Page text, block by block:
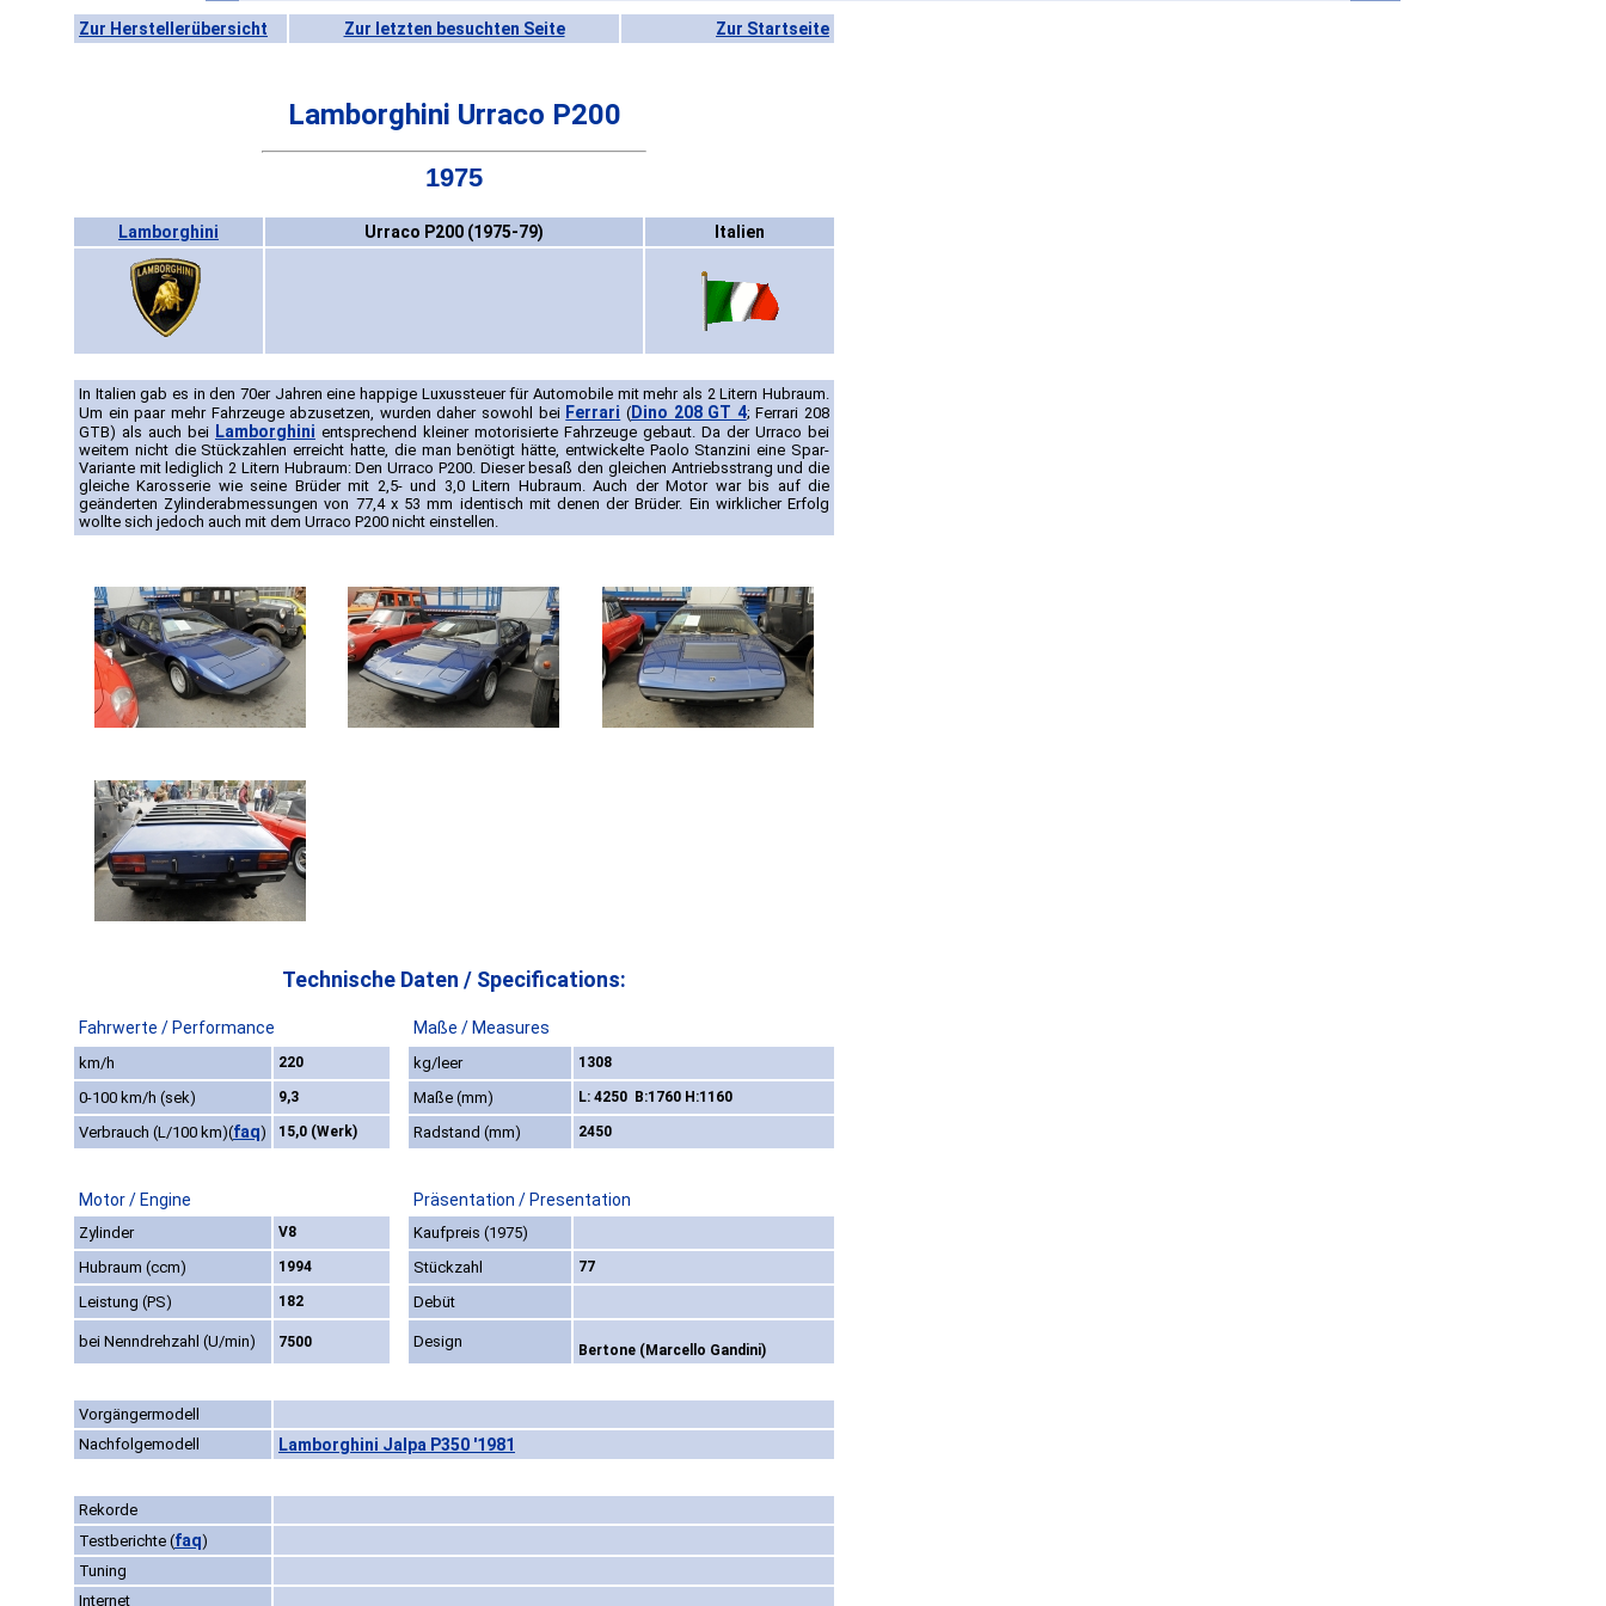
Zur Herstellerübersicht Zur letzten besuchten Seite Zur Startseite
Lamborghini Urraco P200
1975
Lamborghini Urraco P200 (1975-79) Italien
In Italien gab es in den 70er Jahren eine happige Luxussteuer für Automobile mit mehr als 2 Litern Hubraum.
Um ein paar mehr Fahrzeuge abzusetzen, wurden daher sowohl bei Ferrari (Dino 208 GT 4; Ferrari 208
GTB) als auch bei Lamborghini entsprechend kleiner motorisierte Fahrzeuge gebaut. Da der Urraco bei
weitem nicht die Stückzahlen erreicht hatte, die man benötigt hätte, entwickelte Paolo Stanzini eine Spar-
Variante mit lediglich 2 Litern Hubraum: Den Urraco P200. Dieser besaß den gleichen Antriebsstrang und die
gleiche Karosserie wie seine Brüder mit 2,5- und 3,0 Litern Hubraum. Auch der Motor war bis auf die
geänderten Zylinderabmessungen von 77,4 x 53 mm identisch mit denen der Brüder. Ein wirklicher Erfolg
wollte sich jedoch auch mit dem Urraco P200 nicht einstellen.
Technische Daten / Specifications:
Fahrwerte / Performance Maße / Measures
km/h 220 kg/leer 1308
0-100 km/h (sek) 9,3 Maße (mm) L: 4250 B:1760 H:1160
Verbrauch (L/100 km)(faq) 15,0 (Werk) Radstand (mm) 2450
Motor / Engine Präsentation / Presentation
Zylinder V8
Kaufpreis (1975)
Hubraum (ccm)
1994 Stückzahl 77
Leistung (PS) 182 Debüt
bei Nenndrehzahl (U/min) 7500 Design Bertone (Marcello Gandini)
Vorgängermodell
Nachfolgemodell
Lamborghini Jalpa P350 '1981
Rekorde
Testberichte (faq)
Tuning
Internet